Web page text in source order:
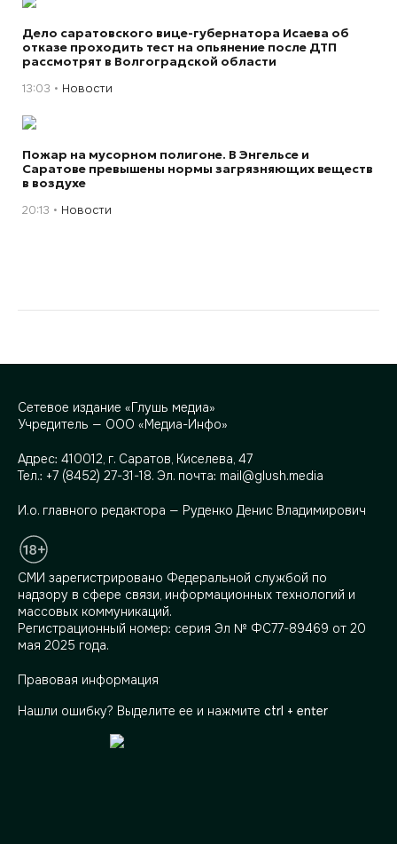
Дело саратовского вице-губернатора Исаева об
отказе проходить тест на опьянение после ДТП
рассмотрят в Волгоградской области
13:03 Новости
Пожар на мусорном полигоне. В Энгельсе и
Саратове превышены нормы загрязняющих веществ
в воздухе
20:13 Новости
Сетевое издание «Глушь медиа»
Учредитель — ООО «Медиа-Инфо»
Адрес: 410012, г. Саратов, Киселева, 47
Тел.: +7 (8452) 27-31-18. Эл. почта: mail@glush.media
И.о. главного редактора — Руденко Денис Владимирович
СМИ зарегистрировано Федеральной службой по
надзору в сфере связи, информационных технологий и
массовых коммуникаций.
Регистрационный номер: серия Эл № ФС77-89469 от 20
мая 2025 года.
Правовая информация
Нашли ошибку? Выделите ее и нажмите ctrl + enter